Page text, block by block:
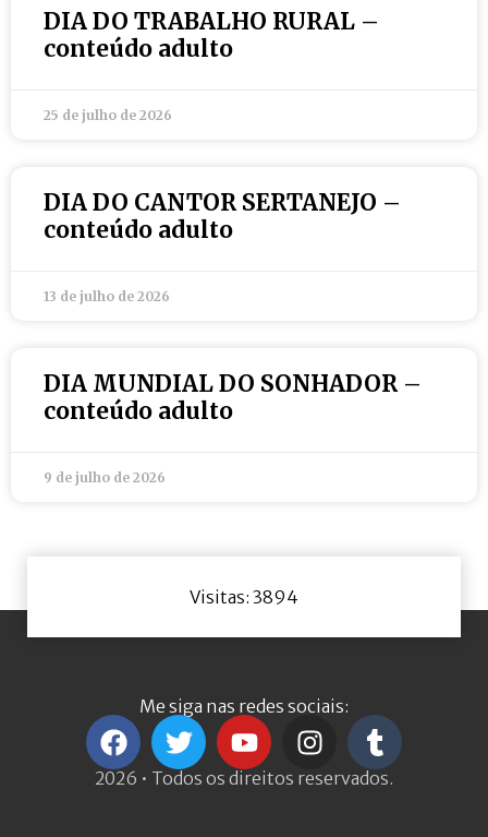
DIA DO TRABALHO RURAL –
conteúdo adulto
25 de julho de 2026
DIA DO CANTOR SERTANEJO –
conteúdo adulto
13 de julho de 2026
DIA MUNDIAL DO SONHADOR –
conteúdo adulto
9 de julho de 2026
Visitas: 3894
Me siga nas redes sociais:
2026 • Todos os direitos reservados.